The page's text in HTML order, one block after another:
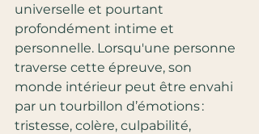
universelle et pourtant
profondément intime et
personnelle. Lorsqu'une personne
traverse cette épreuve, son
monde intérieur peut être envahi
par un tourbillon d’émotions :
tristesse, colère, culpabilité,